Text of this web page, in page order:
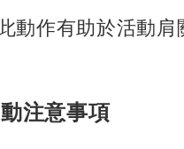
動作有助於活動肩
注意事項